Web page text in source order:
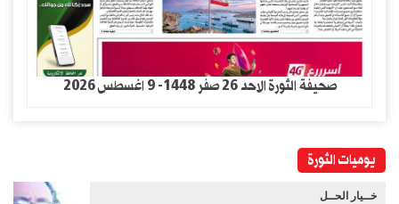
صحيفة الثورة الاحد 26 صفر 1448- 9 اغسطس 2026
يوميات الثورة
خــيار الحــل